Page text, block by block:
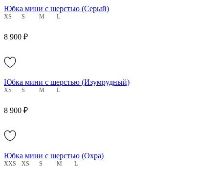
Юбка мини с шерстью (Серый)
XS S M L
8 900 ₽
Юбка мини с шерстью (Изумрудный)
XS S M L
8 900 ₽
Юбка мини с шерстью (Охра)
XXS XS S M L